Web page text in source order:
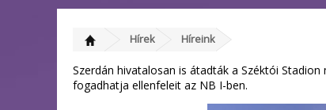
Hírek Híreink
Szerdán hivatalosan is átadták a Széktói
fogadhatja ellenfeleit az NB I-ben.